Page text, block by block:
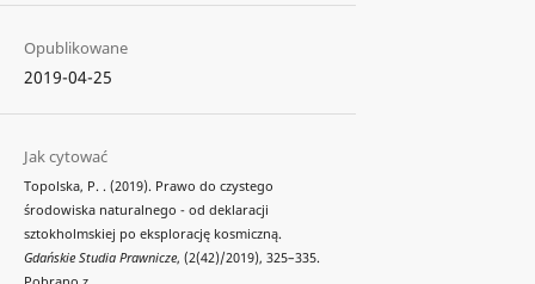
Opublikowane
2019-04-25
Jak cytować
Topolska, P. . (2019). Prawo do czystego
środowiska naturalnego - od deklaracji
sztokholmskiej po eksplorację kosmiczną.
Gdańskie Studia Prawnicze, (2(42)/2019), 325–335.